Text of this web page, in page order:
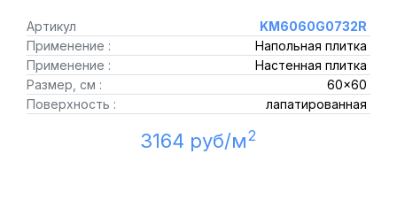
Артикул
KM6060G0732R
Применение :
Напольная плитка
Применение :
Настенная плитка
Размер, см :
60x60
Поверхность :
лапатированная
3164 руб/м2